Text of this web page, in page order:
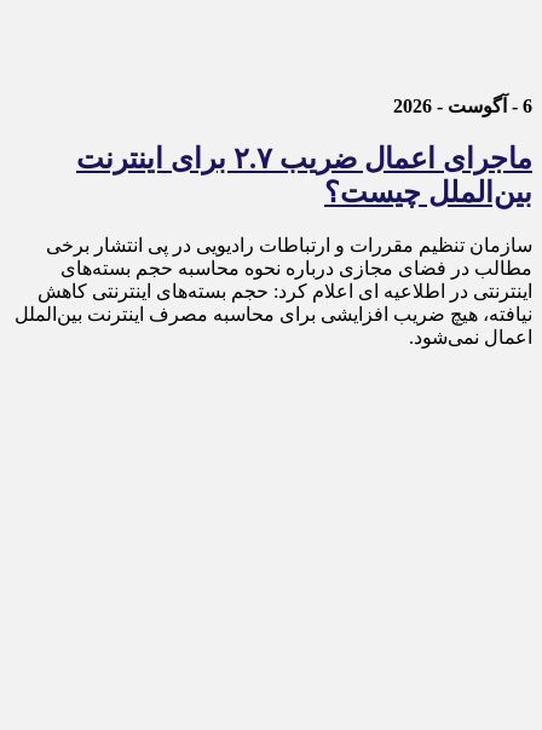
6 - آگوست - 2026
ماجرای اعمال ضریب ۲.۷ برای اینترنت
بین‌الملل چیست؟
سازمان تنظیم مقررات و ارتباطات رادیویی در پی انتشار برخی
مطالب در فضای مجازی درباره نحوه محاسبه حجم بسته‌های
اینترنتی در اطلاعیه ای اعلام کرد: حجم بسته‌های اینترنتی کاهش
نیافته، هیچ ضریب افزایشی برای محاسبه مصرف اینترنت بین‌الملل
اعمال نمی‌شود.